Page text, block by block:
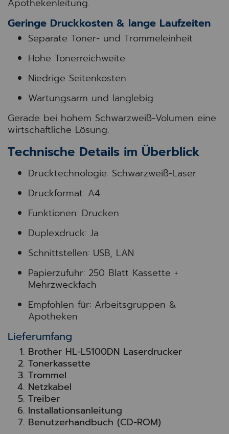
Apothekenleitung.
Geringe Druckkosten & lange Laufzeiten
Separate Toner- und Trommeleinheit
Hohe Tonerreichweite
Niedrige Seitenkosten
Wartungsarm und langlebig
Gerade bei hohem Schwarzweiß-Volumen eine
wirtschaftliche Lösung.
Technische Details im Überblick
Drucktechnologie: Schwarzweiß-Laser
Druckformat: A4
Funktionen: Drucken
Duplexdruck: Ja
Schnittstellen: USB, LAN
Papierzufuhr: 250 Blatt Kassette +
Mehrzweckfach
Empfohlen für: Arbeitsgruppen &
Apotheken
Lieferumfang
Brother HL-L5100DN Laserdrucker
Tonerkassette
Trommel
Netzkabel
Treiber
Installationsanleitung
Benutzerhandbuch (CD-ROM)